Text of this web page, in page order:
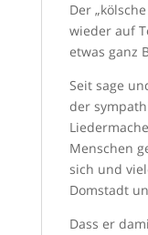
Der
wieder auf
etwas ganz
Seit sage
der
Menschen
sich und
Domstadt
Dass er